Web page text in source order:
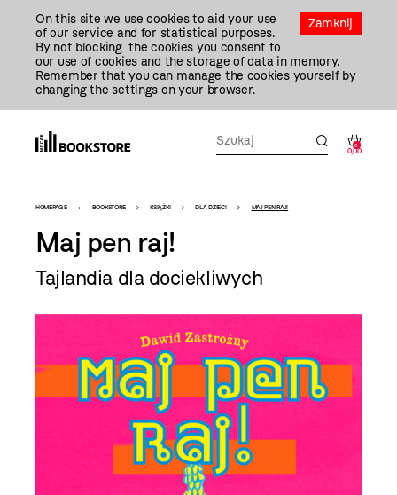
Zamknij
On this site we use cookies to aid your use
of our service and for statistical purposes.
By not blocking the cookies you consent to
our use of cookies and the storage of data in memory.
Remember that you can manage the cookies yourself by
changing the settings on your browser.
0
0,00
Bookstore
-
szablon
szczegóły
HOMEPAGE BOOKSTORE KSIĄŻKI DLA DZIECI MAJ PEN RAJ!
Maj pen raj!
Tajlandia dla dociekliwych